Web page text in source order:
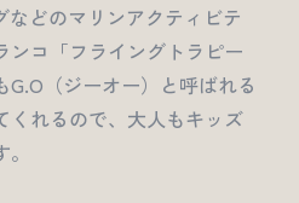
などのマリンアクティビテ
ンコ「フライングトラピー
（ジーオー）と呼ばれる
くれるので、大人もキッズ